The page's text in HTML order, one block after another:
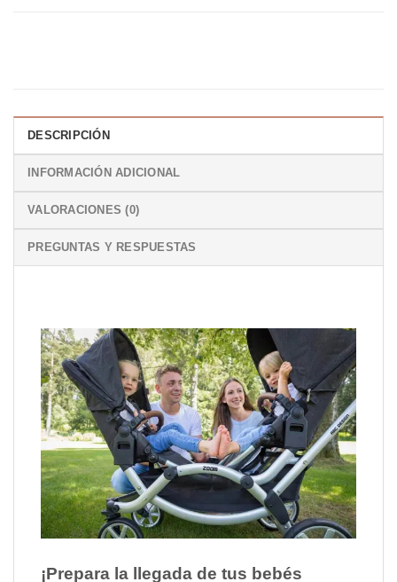
DESCRIPCIÓN
INFORMACIÓN ADICIONAL
VALORACIONES (0)
PREGUNTAS Y RESPUESTAS
¡Prepara la llegada de tus bebés